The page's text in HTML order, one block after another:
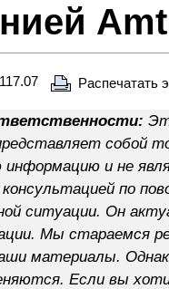
Распечатать
собой
информацию и не
по
ситуации. Он
Мы стараемся
материалы.
Если вы